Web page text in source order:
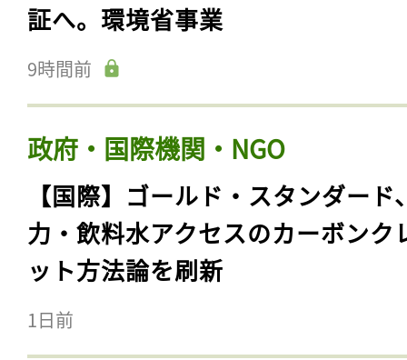
証へ。環境省事業
9時間前
政府・国際機関・NGO
【国際】ゴールド・スタンダード
力・飲料水アクセスのカーボンク
ット方法論を刷新
1日前